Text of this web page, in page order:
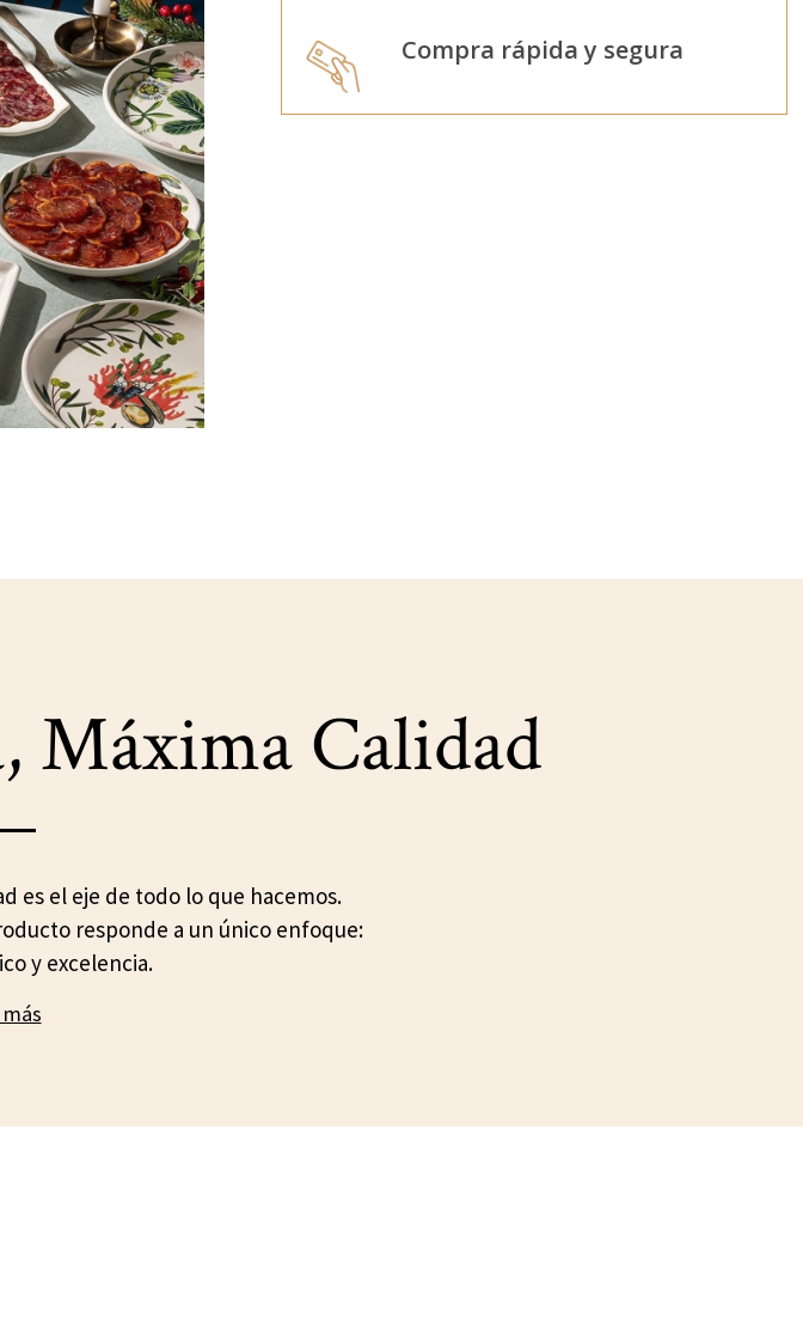
Compra rápida y segura
Máxima Calidad
es el eje de todo lo que hacemos.
responde a un único enfoque:
y excelencia.